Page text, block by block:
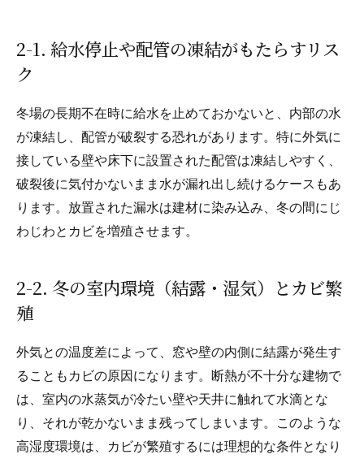
2-1. 給水停止や配管の凍結がもたらすリス
ク
冬場の長期不在時に給水を止めておかないと、内部の水
が凍結し、配管が破裂する恐れがあります。特に外気に
接している壁や床下に設置された配管は凍結しやすく、
破裂後に気付かないまま水が漏れ出し続けるケースもあ
ります。放置された漏水は建材に染み込み、冬の間にじ
わじわとカビを増殖させます。
2-2. 冬の室内環境（結露・湿気）とカビ繁
殖
外気との温度差によって、窓や壁の内側に結露が発生す
ることもカビの原因になります。断熱が不十分な建物で
は、室内の水蒸気が冷たい壁や天井に触れて水滴とな
り、それが乾かないまま残ってしまいます。このような
高湿度環境は、カビが繁殖するには理想的な条件となり